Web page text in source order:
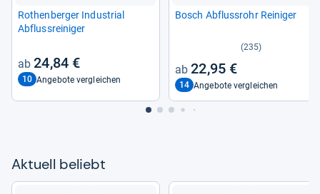
Rothen­ber­ger Indus­trial
Abfluss­rei­ni­ger
24,84 €
10 Angebote vergleichen
Bosch Abfluss­rohr Rei­ni­ger
(235)
22,95 €
14 Angebote vergleichen
Aktu­ell beliebt